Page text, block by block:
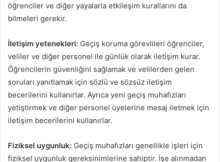
öğrenciler ve diğer yayalarla etkileşim kurallarını da
bilmeleri gerekir.
İletişim yetenekleri: Geçiş koruma görevlileri öğrenciler,
veliler ve diğer personel ile günlük olarak iletişim kurar.
Öğrencilerin güvenliğini sağlamak ve velilerden gelen
soruları yanıtlamak için sözlü ve sözsüz iletişim
becerilerini kullanırlar. Ayrıca yeni geçiş muhafızları
yetiştirmek ve diğer personel üyelerine mesaj iletmek için
iletişim becerilerini kullanırlar.
Fiziksel uygunluk: Geçiş muhafızları genellikle işleri için
fiziksel uygunluk gereksinimlerine sahiptir. İşe alınmadan